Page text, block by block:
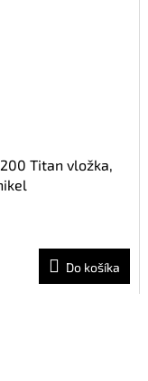
Titan vložka,
Do košíka